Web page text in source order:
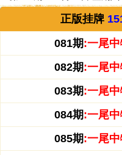
正版挂牌
081期:一尾中
082期:一尾中
083期:一尾中
084期:一尾中
085期:一尾中